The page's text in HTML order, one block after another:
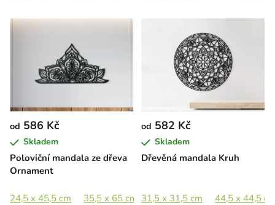
Poloviční mandala ze dřeva
Ornament
od 586 Kč
Skladem
24,5 x 45,5 cm 35,5 x 65 cm 48,5 x 89 cm 72 x 133 cm
Dřevěná mandala Kruh
od 582 Kč
Skladem
31,5 x 31,5 cm 44,5 x 44,5